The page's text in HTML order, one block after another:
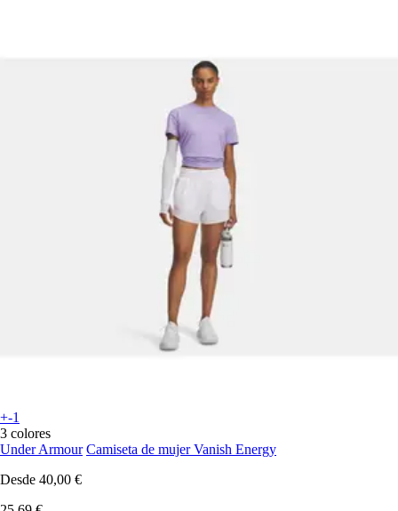
+-1
3 colores
Under Armour Camiseta de mujer Vanish Energy
Desde 40,00 €